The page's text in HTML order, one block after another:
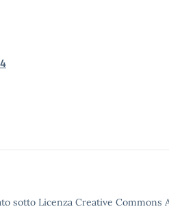
sotto Licenza Creative Commons